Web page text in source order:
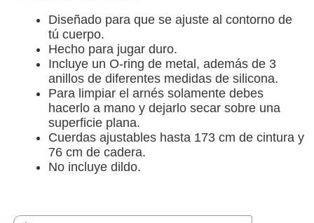
Diseñado para que se ajuste al contorno de
tú cuerpo.
Hecho para jugar duro.
Incluye un O-ring de metal, además de 3
anillos de diferentes medidas de silicona.
Para limpiar el arnés solamente debes
hacerlo a mano y dejarlo secar sobre una
superficie plana.
Cuerdas ajustables hasta 173 cm de cintura y
76 cm de cadera.
No incluye dildo.